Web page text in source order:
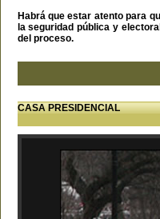
Habrá que estar atento para
la seguridad pública y
del proceso.
CASA PRESIDENCIAL